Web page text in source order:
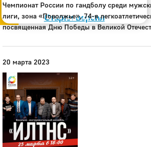
Старая версия
Слабовидящим
Чемпионат России по гандболу среди
лиги, зона «Поволжье», 74-я
посвященная Дню Победы в Великой
20 марта 2023